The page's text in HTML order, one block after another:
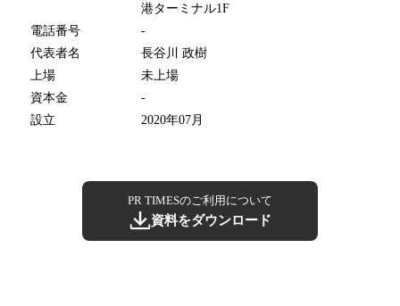
港ターミナル1F
電話番号
-
代表者名
長谷川 政樹
上場
未上場
資本金
-
設立
2020年07月
PR TIMESのご利用について
資料をダウンロード